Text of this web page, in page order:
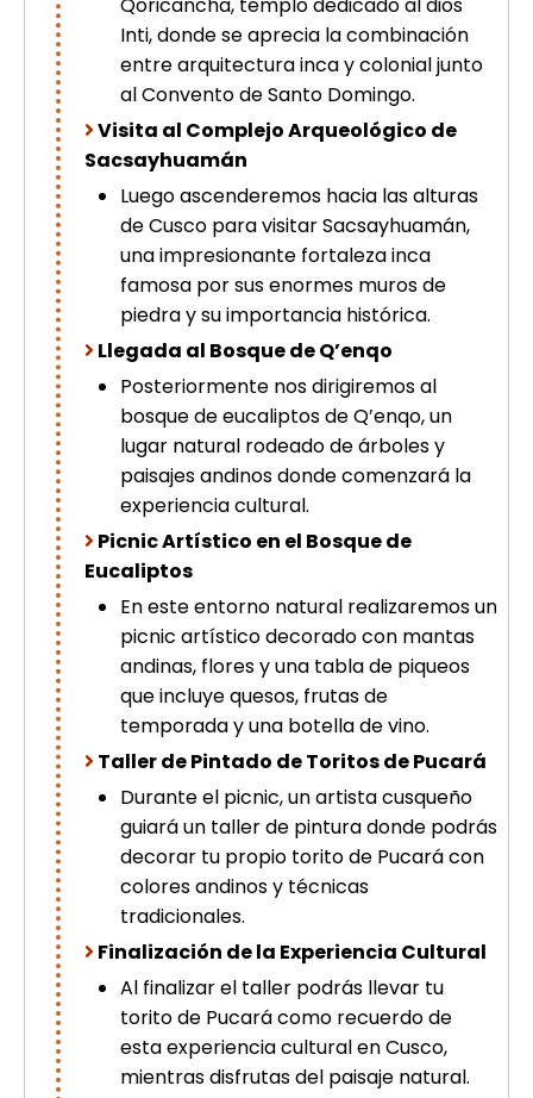
picchu
Tour de lujo Cusco 8 dias
Tour Tiahuanaco desde Puno 1 día-
Puerta del Sol & Bolivia
Tour Uros Taquile 1 día | Salidas
desde Puno
Inti, donde se aprecia la combinación
entre arquitectura inca y colonial junto
al Convento de Santo Domingo.
Visita al Complejo Arqueológico de
Sacsayhuamán
Luego ascenderemos hacia las alturas
de Cusco para visitar Sacsayhuamán,
una impresionante fortaleza inca
famosa por sus enormes muros de
piedra y su importancia histórica.
Llegada al Bosque de Q’enqo
Posteriormente nos dirigiremos al
bosque de eucaliptos de Q’enqo, un
lugar natural rodeado de árboles y
paisajes andinos donde comenzará la
experiencia cultural.
Picnic Artístico en el Bosque de
Eucaliptos
En este entorno natural realizaremos un
picnic artístico decorado con mantas
andinas, flores y una tabla de piqueos
que incluye quesos, frutas de
temporada y una botella de vino.
Taller de Pintado de Toritos de Pucará
Durante el picnic, un artista cusqueño
guiará un taller de pintura donde podrás
decorar tu propio torito de Pucará con
colores andinos y técnicas
tradicionales.
Finalización de la Experiencia Cultural
Al finalizar el taller podrás llevar tu
torito de Pucará como recuerdo de
esta experiencia cultural en Cusco,
mientras disfrutas del paisaje natural.